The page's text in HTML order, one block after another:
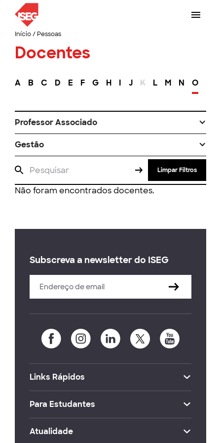
Início/ Pessoas
Docentes
A B C D E F G H I J K L M N O
Professor Associado
Gestão
Limpar Filtros
Não foram encontrados docentes.
Subscreva a newsletter do ISEG
Links Rápidos
Para Estudantes
Atualidade